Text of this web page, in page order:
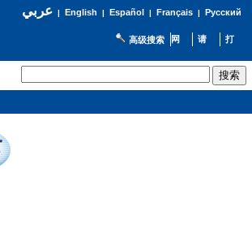
عربي| English | Español | Français| Русский
高级搜索